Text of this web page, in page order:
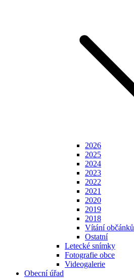
2026
2025
2024
2023
2022
2021
2020
2019
2018
Vítání občánků
Ostatní
Letecké snímky
Fotografie obce
Videogalerie
Obecní úřad